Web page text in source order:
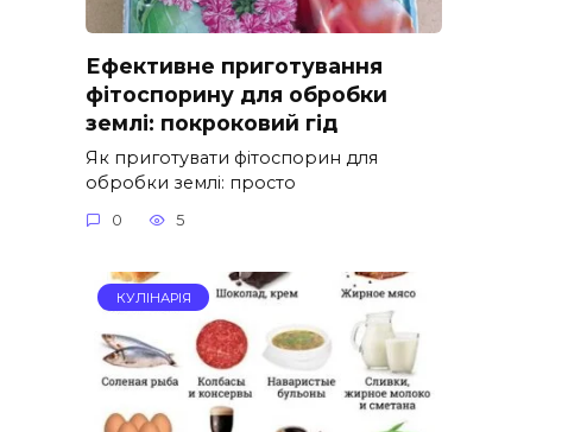
Ефективне приготування
фітоспорину для обробки
землі: покроковий гід
Як приготувати фітоспорин для
обробки землі: просто
0 5
КУЛІНАРІЯ